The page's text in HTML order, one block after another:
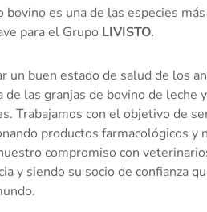
bovino es una de las especies
para el Grupo LIVISTO.
un buen estado de salud de los
de las granjas de bovino de
Trabajamos con el objetivo de
productos farmacológicos y
compromiso con
y siendo su socio de confianza